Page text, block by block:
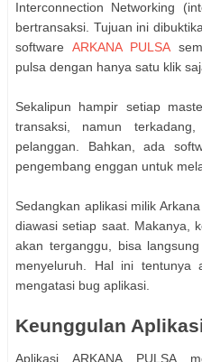
Interconnection Networking
bertransaksi. Tujuan ini
software ARKANA PULSA
pulsa dengan hanya satu klik
Sekalipun hampir setiap
transaksi, namun
pelanggan. Bahkan, ada
pengembang enggan untuk
Sedangkan aplikasi milik
diawasi setiap saat. Makanya,
akan terganggu, bisa
menyeluruh. Hal ini tentunya
mengatasi bug aplikasi.
Keunggulan
Aplikasi ARKANA PULSA